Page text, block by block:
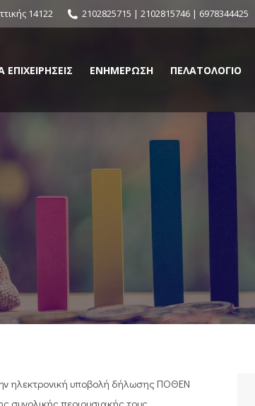
14122 2102825715 | 2102815746 | 6978344425
ΕΠΙΧΕΙΡΗΣΕΙΣ ΕΝΗΜΕΡΩΣΗ ΠΕΛΑΤΟΛΟΓΙΟ
ηλεκτρονική υποβολή δήλωσης ΠΟΘΕΝ
συνολικής περιουσιακής τους